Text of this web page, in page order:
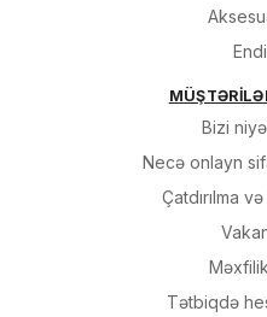
Bizi
Necə onlayn
Çatdırılma
Tətbiqdə